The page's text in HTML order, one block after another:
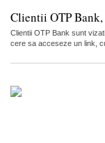
Clientii OTP
Clientii OTP Bank sunt
cere sa acceseze un link,